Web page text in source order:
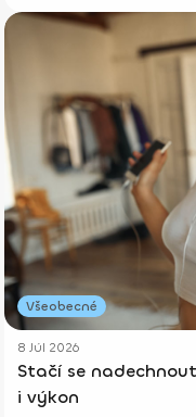
Všeobecné
8 Júl 2026
Stačí se
i výkon